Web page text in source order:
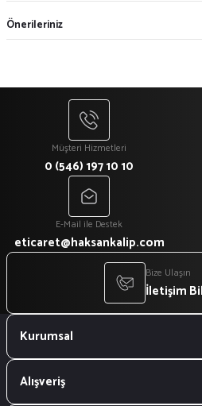
Önerileriniz
Müşteri Hizmetleri
0 (546) 197 10 10
E-Mail ile Destek
eticaret@haksankalip.com
Bize Ulaşın
İletişim
Kurumsal
Alışveriş